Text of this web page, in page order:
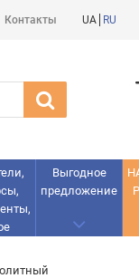
Контакты UA RU
Выгодное
предложение